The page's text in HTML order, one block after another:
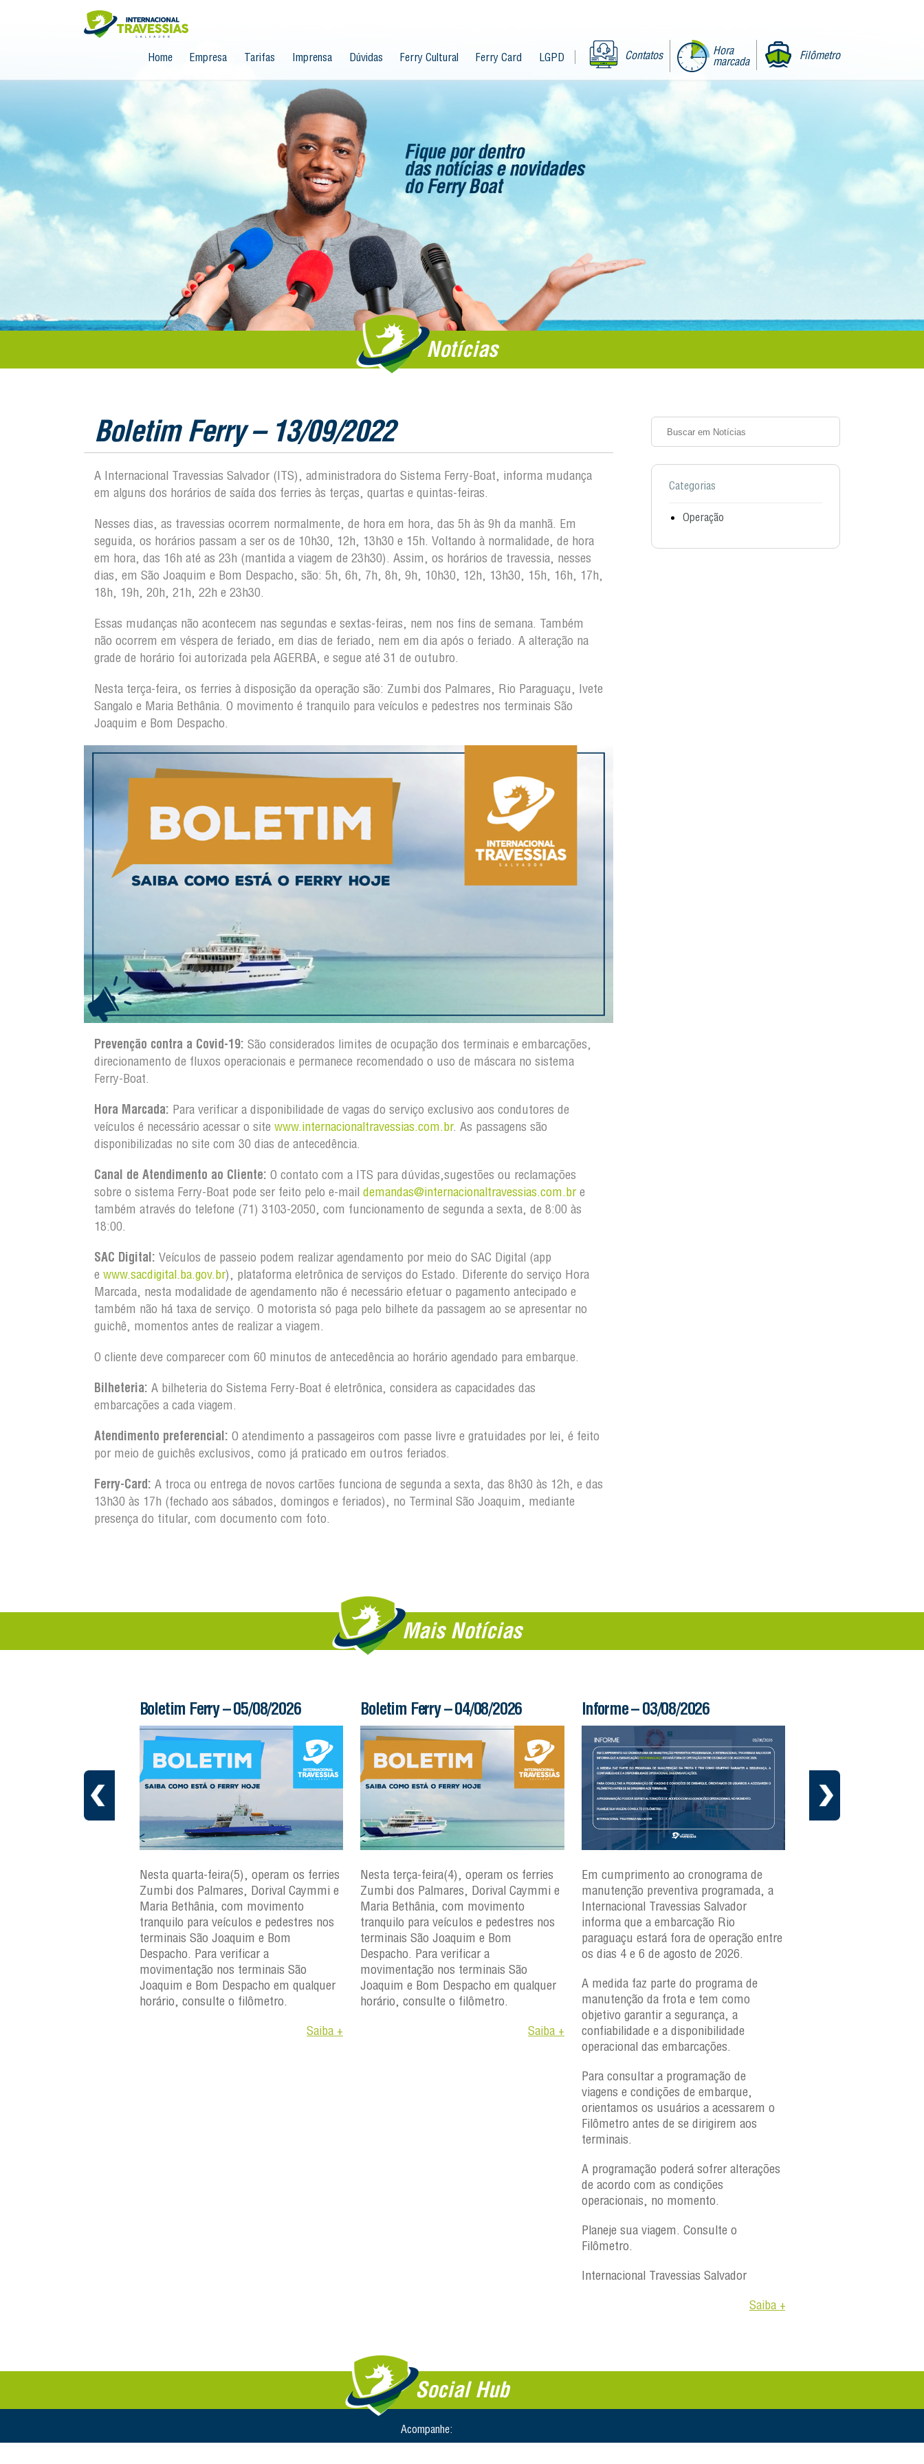
Contatos
Hora
marcada
Filômetro
Home Empresa Tarifas Imprensa Dúvidas Ferry Cultural Ferry Card LGPD
Notícias
Boletim Ferry – 13/09/2022
A Internacional Travessias Salvador (ITS), administradora do Sistema Ferry-Boat, informa mudança
em alguns dos horários de saída dos ferries às terças, quartas e quintas-feiras.
Nesses dias, as travessias ocorrem normalmente, de hora em hora, das 5h às 9h da manhã. Em
seguida, os horários passam a ser os de 10h30, 12h, 13h30 e 15h. Voltando à normalidade, de hora
em hora, das 16h até as 23h (mantida a viagem de 23h30). Assim, os horários de travessia, nesses
dias, em São Joaquim e Bom Despacho, são: 5h, 6h, 7h, 8h, 9h, 10h30, 12h, 13h30, 15h, 16h, 17h,
18h, 19h, 20h, 21h, 22h e 23h30.
Essas mudanças não acontecem nas segundas e sextas-feiras, nem nos fins de semana. Também
não ocorrem em véspera de feriado, em dias de feriado, nem em dia após o feriado. A alteração na
grade de horário foi autorizada pela AGERBA, e segue até 31 de outubro.
Nesta terça-feira, os ferries à disposição da operação são: Zumbi dos Palmares, Rio Paraguaçu, Ivete
Sangalo e Maria Bethânia. O movimento é tranquilo para veículos e pedestres nos terminais São
Joaquim e Bom Despacho.
Prevenção contra a Covid-19: São considerados limites de ocupação dos terminais e embarcações,
direcionamento de fluxos operacionais e permanece recomendado o uso de máscara no sistema
Ferry-Boat.
Hora Marcada: Para verificar a disponibilidade de vagas do serviço exclusivo aos condutores de
veículos é necessário acessar o site www.internacionaltravessias.com.br. As passagens são
disponibilizadas no site com 30 dias de antecedência.
Canal de Atendimento ao Cliente: O contato com a ITS para dúvidas,sugestões ou reclamações
sobre o sistema Ferry-Boat pode ser feito pelo e-mail demandas@internacionaltravessias.com.bre
também através do telefone (71) 3103-2050, com funcionamento de segunda a sexta, de 8:00 às
18:00.
SAC Digital: Veículos de passeio podem realizar agendamento por meio do SAC Digital (app
e www.sacdigital.ba.gov.br), plataforma eletrônica de serviços do Estado. Diferente do serviço Hora
Marcada, nesta modalidade de agendamento não é necessário efetuar o pagamento antecipado e
também não há taxa de serviço. O motorista só paga pelo bilhete da passagem ao se apresentar no
guichê, momentos antes de realizar a viagem.
O cliente deve comparecer com 60 minutos de antecedência ao horário agendado para embarque.
Bilheteria: A bilheteria do Sistema Ferry-Boat é eletrônica, considera as capacidades das
embarcações a cada viagem.
Atendimento preferencial: O atendimento a passageiros com passe livre e gratuidades por lei, é feito
por meio de guichês exclusivos, como já praticado em outros feriados.
Ferry-Card: A troca ou entrega de novos cartões funciona de segunda a sexta, das 8h30 às 12h, e das
13h30 às 17h (fechado aos sábados, domingos e feriados), no Terminal São Joaquim, mediante
presença do titular, com documento com foto.
Categorias
Operação
Mais Notícias
Boletim Ferry – 05/08/2026
Nesta quarta-feira(5), operam os ferries
Zumbi dos Palmares, Dorival Caymmi e
Maria Bethânia, com movimento
tranquilo para veículos e pedestres nos
terminais São Joaquim e Bom
Despacho. Para verificar a
movimentação nos terminais São
Joaquim e Bom Despacho em qualquer
horário, consulte o filômetro.
Saiba +
Boletim Ferry – 04/08/2026
Nesta terça-feira(4), operam os ferries
Zumbi dos Palmares, Dorival Caymmi e
Maria Bethânia, com movimento
tranquilo para veículos e pedestres nos
terminais São Joaquim e Bom
Despacho. Para verificar a
movimentação nos terminais São
Joaquim e Bom Despacho em qualquer
horário, consulte o filômetro.
Saiba +
Informe – 03/08/2026
Em cumprimento ao cronograma de
manutenção preventiva programada, a
Internacional Travessias Salvador
informa que a embarcação Rio
paraguaçu estará fora de operação entre
os dias 4 e 6 de agosto de 2026.
A medida faz parte do programa de
manutenção da frota e tem como
objetivo garantir a segurança, a
confiabilidade e a disponibilidade
operacional das embarcações.
Para consultar a programação de
viagens e condições de embarque,
orientamos os usuários a acessarem o
Filômetro antes de se dirigirem aos
terminais.
A programação poderá sofrer alterações
de acordo com as condições
operacionais, no momento.
Planeje sua viagem. Consulte o
Filômetro.
Internacional Travessias Salvador
Saiba +
Social Hub
Acompanhe: